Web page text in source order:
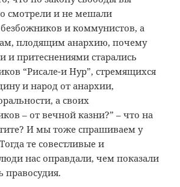
смотрели и не мешали
безбожников и коммунистов, а
плодящим анархию, почему
и притеснениями старались
“Рисале-и Нур”, стремящихся
и народ от анархии,
а своих
– от вечной казни?” – что на
И мы тоже спрашиваем у
те совестливые и
нас оправдали, чем показали
правосудия.